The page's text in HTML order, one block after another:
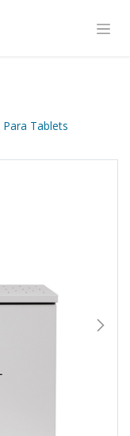
Para Tablets